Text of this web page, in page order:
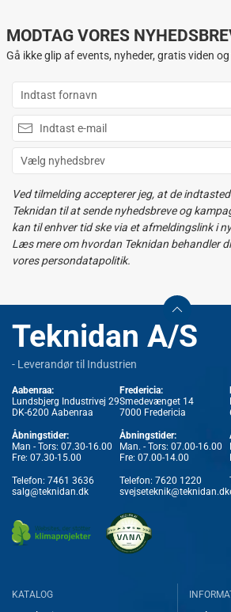
MODTAG VORES
Gå ikke glip af events, nyheder, gratis viden
Ved tilmelding accepterer jeg, at de
Teknidan til at sende nyhedsbreve og
kan til enhver tid ske via et afmeldingslink i
Læs mere om hvordan Teknidan behandler
vores persondatapolitik.
Teknidan A/S
- Leverandør til Industrien
Aabenraa:
Lundsbjerg Industrivej 29
DK-6200 Aabenraa
Åbningstider:
Man - Tors: 07.30-16.00
Fre: 07.30-15.00
Telefon: 7461 3636
salg@teknidan.dk
Fredericia:
Smedevænget 14
7000 Fredericia
Åbningstider:
Man. - Tors: 07.00-16.00
Fre: 07.00-14.00
Telefon: 7620 1220
svejseteknik@teknidan.dk
KATALOG